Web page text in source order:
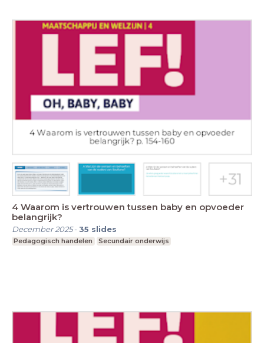
4 Waarom is vertrouwen tussen baby en opvoeder
belangrijk?
December 2025-35 slides
Pedagogisch handelen Secundair onderwijs